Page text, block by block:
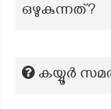
ഒഴുകുന്നത്?
കയ്യൂർ